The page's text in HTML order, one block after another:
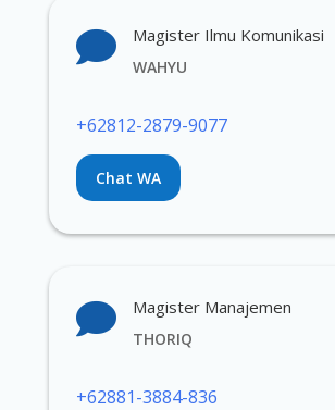
 Magister Ilmu Komunikasi
WAHYU
+62812-2879-9077
Chat WA
 Magister Manajemen
THORIQ
+62881-3884-836